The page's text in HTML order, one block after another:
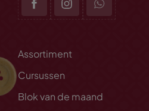
Assortiment
Cursussen
Blok van de maand